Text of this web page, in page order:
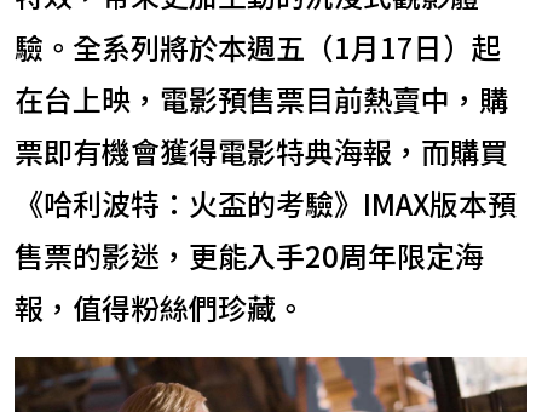
驗。全系列將於本週五（1月17日）起
在台上映，電影預售票目前熱賣中，購
票即有機會獲得電影特典海報，而購買
《哈利波特：火盃的考驗》IMAX版本預
售票的影迷，更能入手20周年限定海
報，值得粉絲們珍藏。